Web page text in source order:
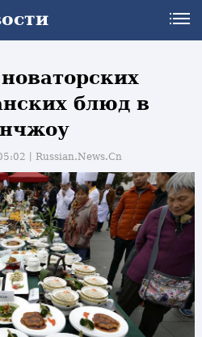
блюд в
丨Russian.News.Cn